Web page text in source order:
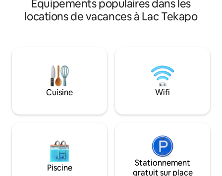
maison moderne et élégante de
trois chambres offre confort,
équipements complets et une vue
bain extérieur sous un ciel étoilé de
renommée mondiale – idéal pour une
observation des étoiles inoubliable. Idéal
pour des escapades romantiques et
avec un vaste espace extérieur pour se
historique. Observez et caressez nos
animaux
profitez de l'une
laquelle vous
animaux
l'alimentation à la
agneaux de
alpagas et nos
Équipements populaires dans les
locations de vacances à Lac Tekapo
Cuisine Wifi
Piscine
Stationnement
gratuit sur place